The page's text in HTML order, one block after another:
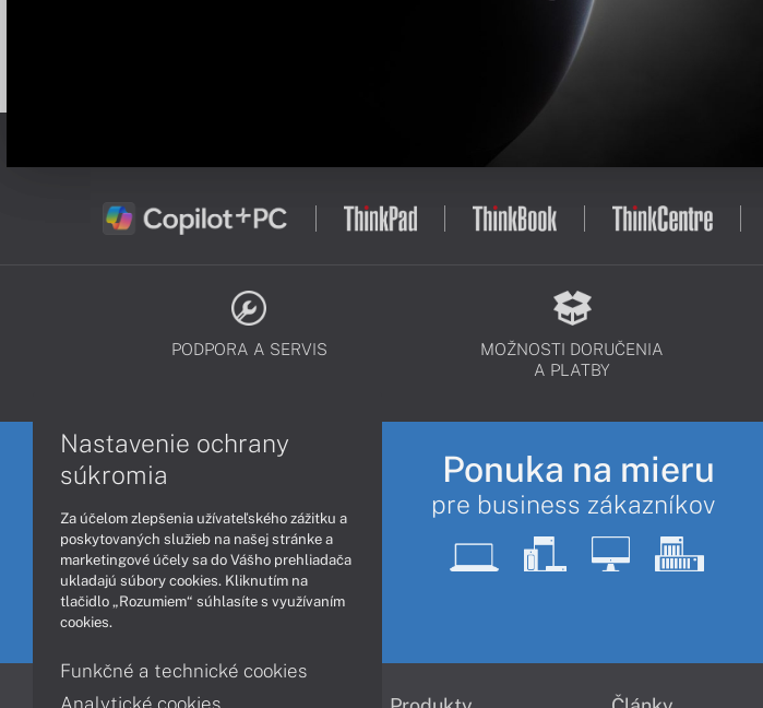
PODPORA A SERVIS
MOŽNOSTI DORUČENIA
A PLATBY
Ponuka na mieru
pre business zákazníkov
Nastavenie ochrany
súkromia
Za účelom zlepšenia užívateľského zážitku a
poskytovaných služieb na našej stránke a
marketingové účely sa do Vášho prehliadača
ukladajú súbory cookies. Kliknutím na
tlačidlo „Rozumiem“ súhlasíte s využívaním
cookies.
Funkčné a technické cookies
Analytické cookies